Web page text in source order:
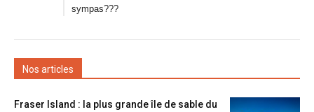
sympas???
Nos articles
Fraser Island : la plus grande île de sable du